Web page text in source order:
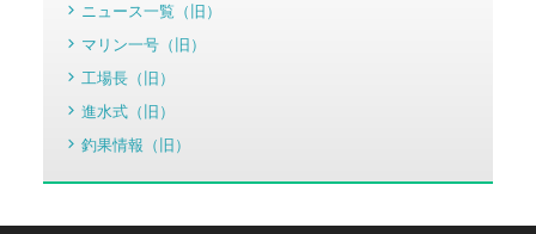
ニュース一覧（旧）
マリン一号（旧）
工場長（旧）
進水式（旧）
釣果情報（旧）